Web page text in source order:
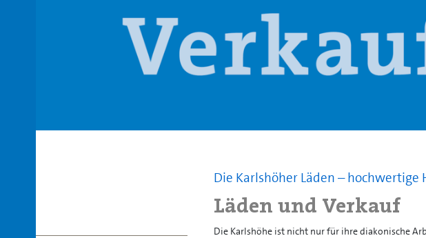
Die Karlshöher Läden – hochwertige
Läden und Verkauf
Die Karlshöhe ist nicht nur für ihre diakonische